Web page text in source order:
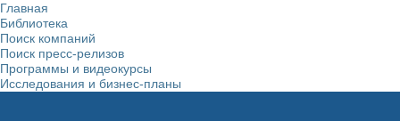
Главная
Библиотека
Поиск компаний
Поиск пресс-релизов
Программы и видеокурсы
Исследования и бизнес-планы